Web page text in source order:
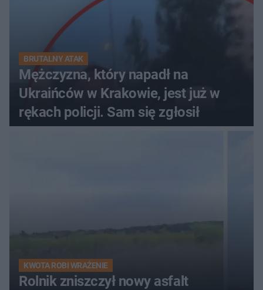
BRUTALNY ATAK
Mężczyzna, który napadł na
Ukraińców w Krakowie, jest już w
rękach policji. Sam się zgłosił
KWOTA ROBI WRAŻENIE
Rolnik zniszczył nowy asfalt